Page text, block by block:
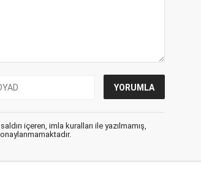
içeren, imla kuralları ile yazılmamış,